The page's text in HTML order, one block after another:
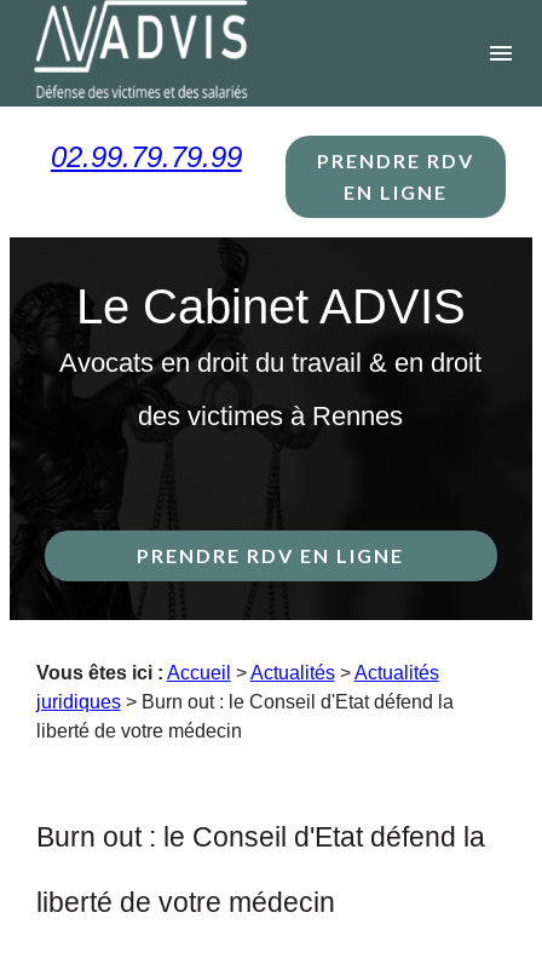
menu
02.99.79.79.99
PRENDRE RDV
EN LIGNE
Le Cabinet ADVIS
Avocats en droit du travail & en droit
des victimes à Rennes
PRENDRE RDV EN LIGNE
Vous êtes ici : Accueil >Actualités>Actualités
juridiques> Burn out : le Conseil d'Etat défend la
liberté de votre médecin
Burn out : le Conseil d'Etat défend la
liberté de votre médecin
Panneau de gestion des cookies